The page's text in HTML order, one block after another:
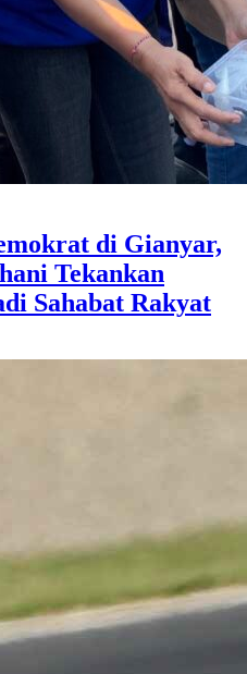
di Gianyar,
Tekankan
Sahabat Rakyat